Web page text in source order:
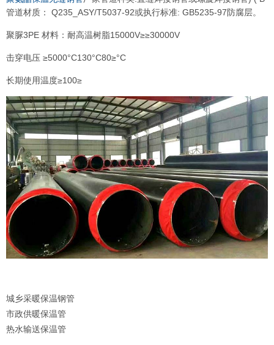
管道材质： Q235_ASY/T5037-92或执行标准: GB5235-97防腐层。
聚脲3PE 材料：耐高温树脂15000V≥≥30000V
击穿电压 ≥5000°C130°C80≥°C
长期使用温度≥100≥
城乡采暖保温钢管
市政供暖保温管
热水输送保温管